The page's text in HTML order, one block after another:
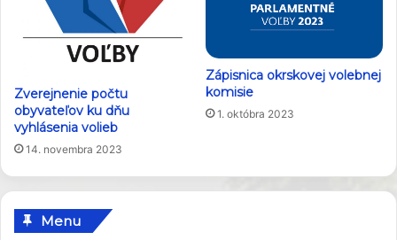
Zverejnenie počtu
obyvateľov ku dňu
vyhlásenia volieb
14. novembra 2023
Zápisnica okrskovej volebnej
komisie
1. októbra 2023
Menu